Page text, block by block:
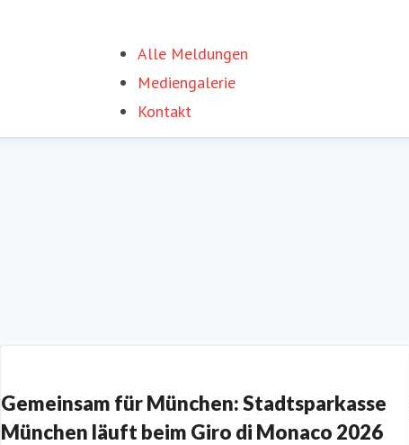
Alle Meldungen
Mediengalerie
Kontakt
Gemeinsam für München: Stadtsparkasse
München läuft beim Giro di Monaco 2026